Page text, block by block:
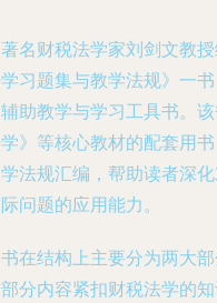
名财税法学家刘剑文教
习题集与教学法规》一
助教学与学习工具书。
》等核心教材的配套用
法规汇编，帮助读者深
问题的应用能力。
在结构上主要分为两大
分内容紧扣财税法学的